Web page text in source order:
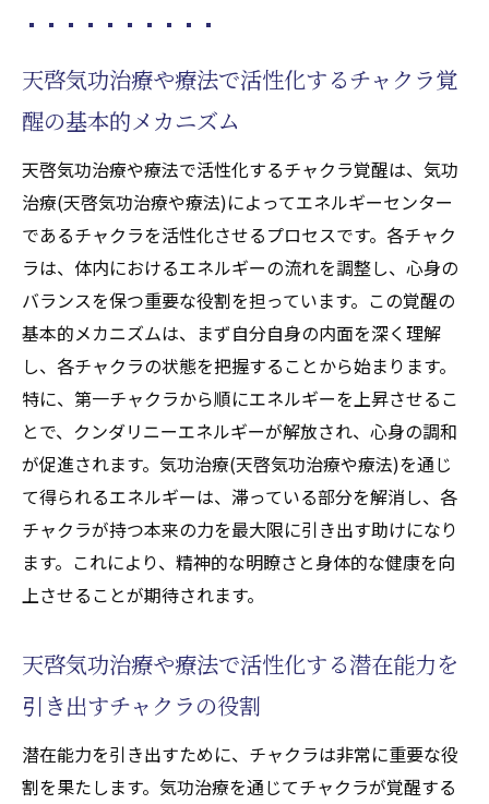
天啓気功治療や療法で活性化するチャクラ覚
醒の基本的メカニズム
天啓気功治療や療法で活性化するチャクラ覚醒は、気功
治療(天啓気功治療や療法)によってエネルギーセンター
であるチャクラを活性化させるプロセスです。各チャク
ラは、体内におけるエネルギーの流れを調整し、心身の
バランスを保つ重要な役割を担っています。この覚醒の
基本的メカニズムは、まず自分自身の内面を深く理解
し、各チャクラの状態を把握することから始まります。
特に、第一チャクラから順にエネルギーを上昇させるこ
とで、クンダリニーエネルギーが解放され、心身の調和
が促進されます。気功治療(天啓気功治療や療法)を通じ
て得られるエネルギーは、滞っている部分を解消し、各
チャクラが持つ本来の力を最大限に引き出す助けになり
ます。これにより、精神的な明瞭さと身体的な健康を向
上させることが期待されます。
天啓気功治療や療法で活性化する潜在能力を
引き出すチャクラの役割
潜在能力を引き出すために、チャクラは非常に重要な役
割を果たします。気功治療を通じてチャクラが覚醒する